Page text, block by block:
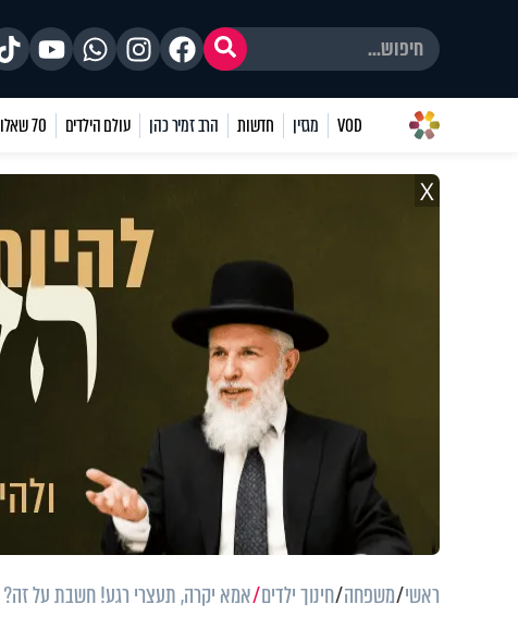
VOD מגזין חדשות הרב זמיר כהן עולם הילדים 70 שאלות
X
ראשי משפחה חינוך ילדים אמא יקרה, תעצרי רגע! חשבת על זה?